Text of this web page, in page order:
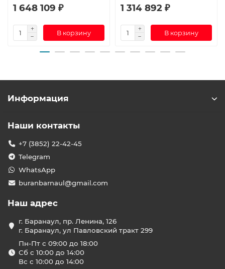
1 648 109 ₽
В корзину
1 314 892 ₽
В корзину
Информация
Наши контакты
+7 (3852) 22-42-45
Telegram
WhatsApp
buranbarnaul@gmail.com
Наш адрес
г. Баранаул, пр. Ленина, 126
г. Баранаул, ул Павловский тракт 299
Пн-Пт с 09:00 до 18:00
Сб с 10:00 до 14:00
Вс с 10:00 до 14:00